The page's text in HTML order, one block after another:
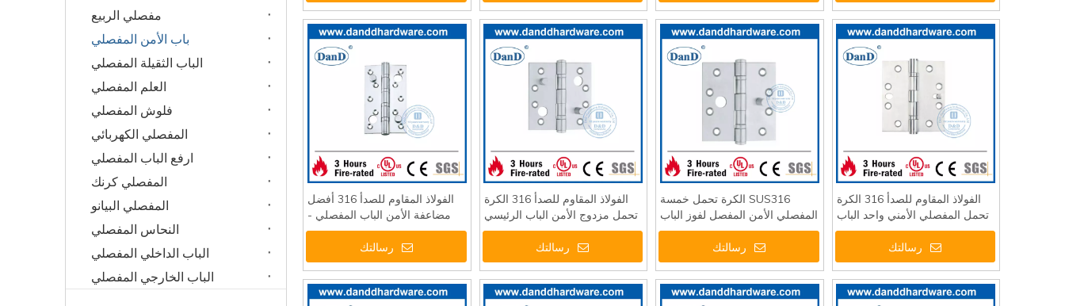
مفصلي الربيع
باب الأمن المفصلي
الباب الثقيلة المفصلي
العلم المفصلي
فلوش المفصلي
المفصلي الكهربائي
ارفع الباب المفصلي
المفصلي كرنك
المفصلي البيانو
النحاس المفصلي
الباب الداخلي المفصلي
الباب الخارجي المفصلي
الفولاذ المقاوم للصدأ 316 أفضل
مضاعفة الأمن الباب المفصلي -
DDSS013
رسالتك
الفولاذ المقاوم للصدأ 316 الكرة
تحمل مزدوج الأمن الباب الرئيسي
المفصلي- DDSS014
رسالتك
SUS316 الكرة تحمل خمسة
المفصلي الأمن المفصل لفوز الباب
DDSS015
رسالتك
الفولاذ المقاوم للصدأ 316 الكرة
تحمل المفصلي الأمني ​​واحد الباب
الخارجي - DDSS015-B
رسالتك